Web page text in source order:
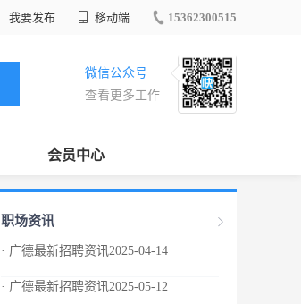
我要发布 移动端 15362300515
微信公众号
查看更多工作
会员中心
职场资讯
· 广德最新招聘资讯2025-04-14
· 广德最新招聘资讯2025-05-12